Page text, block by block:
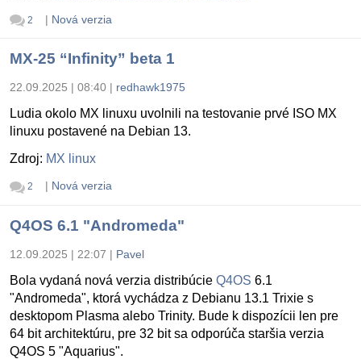
2 | Nová verzia
MX-25 “Infinity” beta 1
22.09.2025 | 08:40 | redhawk1975
Ludia okolo MX linuxu uvolnili na testovanie prvé ISO MX
linuxu postavené na Debian 13.
Zdroj: MX linux
2 | Nová verzia
Q4OS 6.1 "Andromeda"
12.09.2025 | 22:07 | Pavel
Bola vydaná nová verzia distribúcie Q4OS 6.1
"Andromeda", ktorá vychádza z Debianu 13.1 Trixie s
desktopom Plasma alebo Trinity. Bude k dispozícii len pre
64 bit architektúru, pre 32 bit sa odporúča staršia verzia
Q4OS 5 "Aquarius".